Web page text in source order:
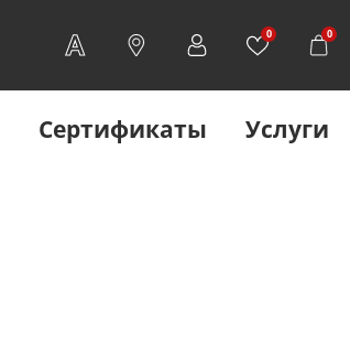
0 0
Сертификаты Услуги